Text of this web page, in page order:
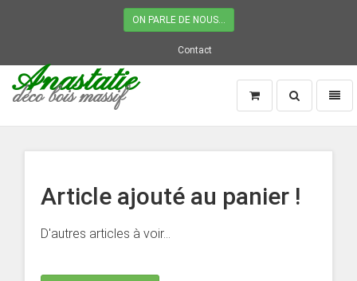
ON PARLE DE NOUS...
Contact
Anastatie
déco bois massif
d'accueil
Recherche
Article ajouté au panier !
D'autres articles à voir...